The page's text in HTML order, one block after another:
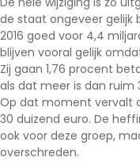
de staat ongeveer gelijk
2016 goed voor 4,4
blijven vooral gelijk
Zij gaan 1,76 procent
als dat meer is dan ruim
Op dat moment vervalt
30 duizend euro. De
ook voor deze groep,
overschreden.